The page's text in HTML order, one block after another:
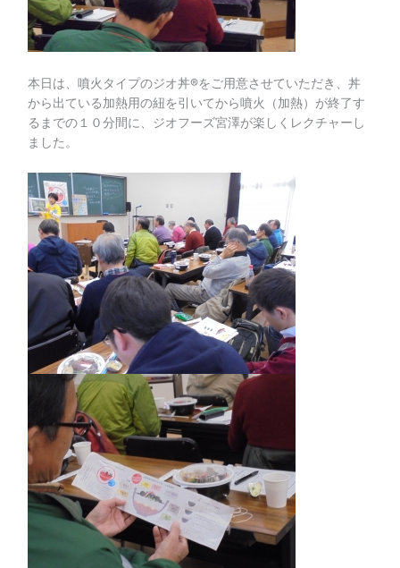
本日は、噴火タイプのジオ丼®をご用意させていただき、丼
から出ている加熱用の紐を引いてから噴火（加熱）が終了す
るまでの１０分間に、ジオフーズ宮澤が楽しくレクチャーし
ました。